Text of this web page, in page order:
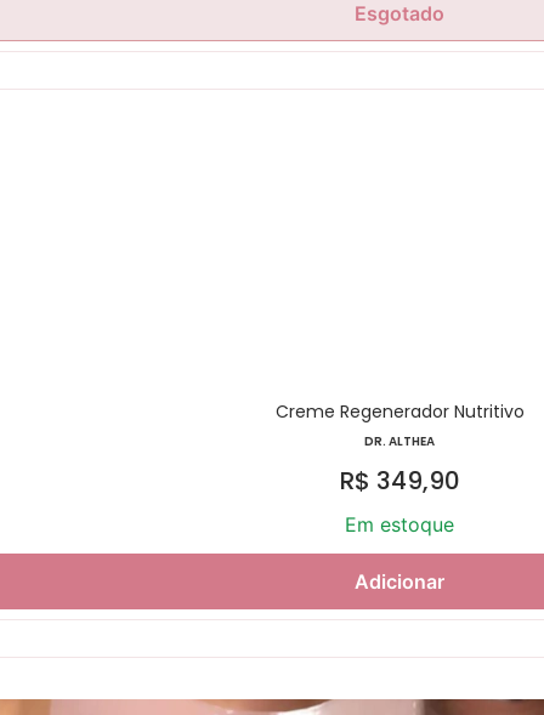
Esgotado
Creme Regenerador Nutritivo
DR. ALTHEA
R$ 349,90
Em estoque
Adicionar